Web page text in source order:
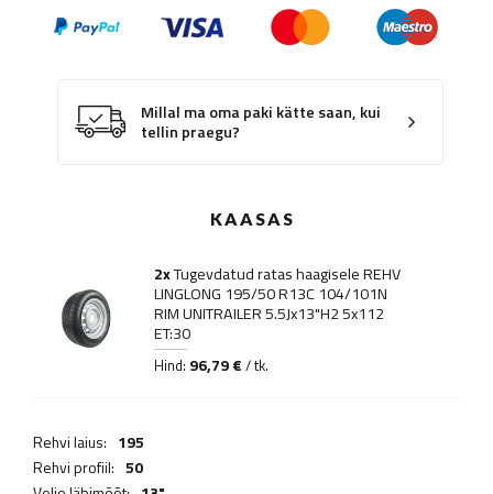
Millal ma oma paki kätte saan, kui
tellin praegu?
KAASAS
2xTugevdatud ratas haagisele REHV
LINGLONG 195/50 R13C 104/101N
RIM UNITRAILER 5.5Jx13"H2 5x112
ET:30
Hind: 96,79 € / tk.
Rehvi laius: 195
Rehvi profiil: 50